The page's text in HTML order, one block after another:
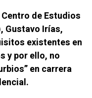
de Estudios
Gustavo Irías,
existentes en
y por ello, no
en carrera